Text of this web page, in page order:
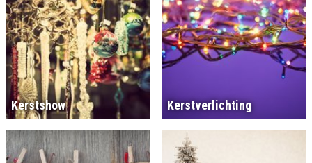
Kerstshow Kerstverlichting